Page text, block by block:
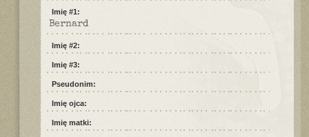
Imię #1:
Bernard
Imię #2:
Imię #3:
Pseudonim:
Imię ojca:
Imię matki: